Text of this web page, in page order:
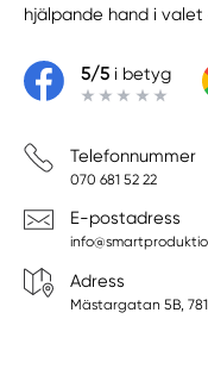
hjälpande hand i
5/5i betyg
Telefonnummer
070 681 52 22
E-postadress
Adress
Mästargatan 5B,